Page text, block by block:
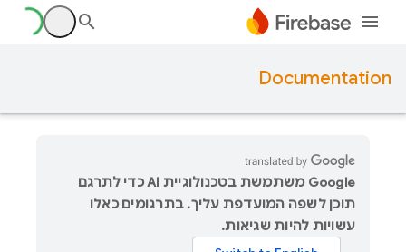
Documentation
‫Google משתמשת בטכנולוגיית AI כדי לתרגם
תוכן לשפה המועדפת עליך. בתרגומים כאלו
עשויות להיות שגיאות.